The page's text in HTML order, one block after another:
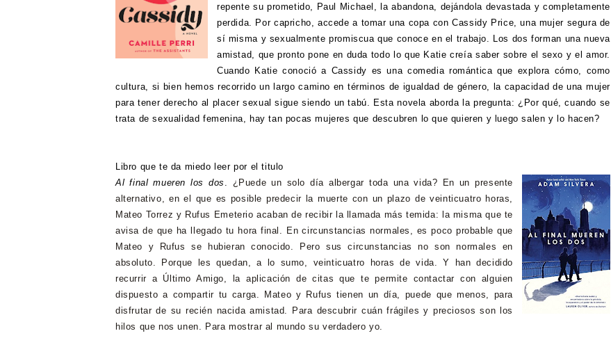
repente su prometido, Paul Michael, la abandona, dejándola devastada y completamente
perdida. Por capricho, accede a tomar una copa con Cassidy Price, una mujer segura de
sí misma y sexualmente promiscua que conoce en el trabajo. Los dos forman una nueva
amistad, que pronto pone en duda todo lo que Katie creía saber sobre el sexo y el amor.
Cuando Katie conoció a Cassidy es una comedia romántica que explora cómo, como
cultura, si bien hemos recorrido un largo camino en términos de igualdad de género, la capacidad de una mujer
para tener derecho al placer sexual sigue siendo un tabú. Esta novela aborda la pregunta: ¿Por qué, cuando se
trata de sexualidad femenina, hay tan pocas mujeres que descubren lo que quieren y luego salen y lo hacen?
Libro que te da miedo leer por el titulo
Al final mueren los dos
¿Puede un solo día albergar toda una vida?
En un presente
alternativo, en el que es posible predecir la muerte con un plazo de veinticuatro horas,
Mateo Torrez y Rufus Emeterio acaban de recibir la llamada más temida: la misma que te
avisa de que ha llegado tu hora final.
En circunstancias normales, es poco probable que
Mateo y Rufus se hubieran conocido. Pero sus circunstancias no son normales en
absoluto. Porque les quedan, a lo sumo, veinticuatro horas de vida. Y han decidido
recurrir a Último Amigo, la aplicación de citas que te permite contactar con alguien
dispuesto a compartir tu carga. Mateo y Rufus tienen un día, puede que menos, para
disfrutar de su recién nacida amistad. Para descubrir cuán frágiles y preciosos son los
hilos que nos unen. Para mostrar al mundo su verdadero yo.